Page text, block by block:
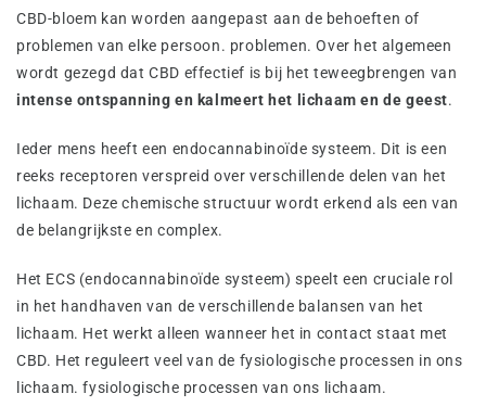
CBD-bloem kan worden aangepast aan de behoeften of
problemen van elke persoon. problemen. Over het algemeen
wordt gezegd dat CBD effectief is bij het teweegbrengen van
intense ontspanning en kalmeert het lichaam en de geest.
Ieder mens heeft een endocannabinoïde systeem. Dit is een
reeks receptoren verspreid over verschillende delen van het
lichaam. Deze chemische structuur wordt erkend als een van
de belangrijkste en complex.
Het ECS (endocannabinoïde systeem) speelt een cruciale rol
in het handhaven van de verschillende balansen van het
lichaam. Het werkt alleen wanneer het in contact staat met
CBD. Het reguleert veel van de fysiologische processen in ons
lichaam. fysiologische processen van ons lichaam.